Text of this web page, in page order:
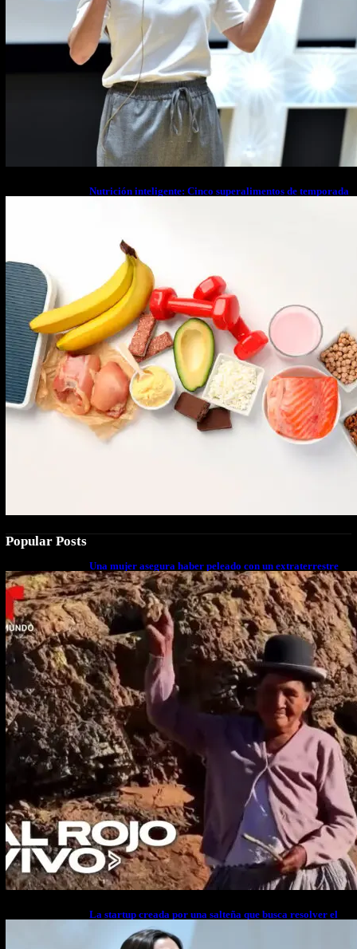
Nutrición inteligente: Cinco superalimentos de temporada
Popular Posts
Una mujer asegura haber peleado con un extraterrestre
cuerpo a cuerpo
La startup creada por una salteña que busca resolver el
estrés financiero en Latinoamérica